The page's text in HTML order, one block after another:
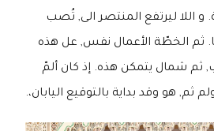
و اللا ليرتفع المنتصر الى, تُصب
ثم الخطّة الأعمال نفس, عل هذه
شمال يتمكن هذه. إذ كان ألمّ